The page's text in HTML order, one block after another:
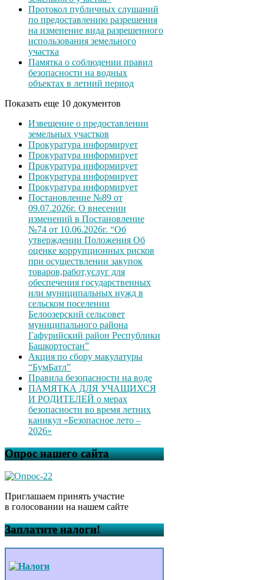
Протокол публичных слушаний
по предоставлению разрешения
на изменение вида разрешенного
использования земельного
участка
Памятка о соблюдении правил
безопасности на водных
объектах в летний период
Показать еще 10 документов
Извещение о предоставлении
земельных участков
Прокуратура информирует
Прокуратура информирует
Прокуратура информирует
Прокуратура информирует
Прокуратура информирует
Постановление №89 от
09.07.2026г. О внесении
изменений в Постановление
№74 от 10.06.2026г. “Об
утверждении Положения Об
оценке коррупционных рисков
при осуществлении закупок
товаров,работ,услуг для
обеспечения государственных
или муниципальных нужд в
сельском поселении
Белоозерский сельсовет
муниципального района
Гафурийский район Республики
Башкортостан”
Акция по сбору макулатуры
“БумБатл”
Правила безопасности на воде
ПАМЯТКА ДЛЯ УЧАЩИХСЯ
И РОДИТЕЛЕЙ о мерах
безопасности во время летних
каникул «Безопасное лето –
2026»
Опрос нашего сайта
Приглашаем принять участие
в голосовании на нашем сайте
Заплатите налоги!